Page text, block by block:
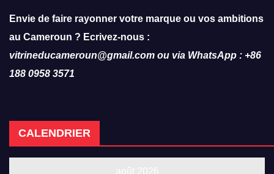
Envie de faire rayonner votre marque ou vos ambitions
au Cameroun ? Ecrivez-nous :
vitrineducameroun@gmail.com ou via WhatsApp : +86
188 0958 3571
CALENDRIER